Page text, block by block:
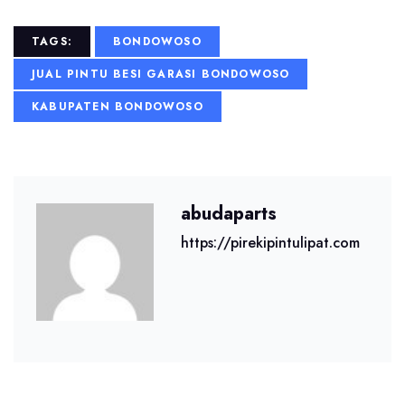
TAGS:
BONDOWOSO
JUAL PINTU BESI GARASI BONDOWOSO
KABUPATEN BONDOWOSO
abudaparts
https://pirekipintulipat.com